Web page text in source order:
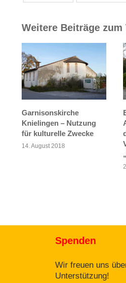
Weitere Beiträge zum
Garnisonskirche
Knielingen – Nutzung
für kulturelle Zwecke
14. August 2018
Spenden
Wir freuen uns
Unterstützung!